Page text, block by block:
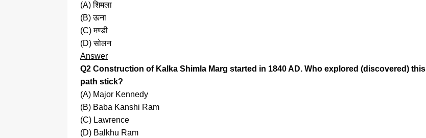
(A) शिमला
(B) ऊना
(C) मण्डी
(D) सोलन
Answer
Q2 Construction of Kalka Shimla Marg started in 1840 AD. Who explored (discovered) this
path stick?
(A) Major Kennedy
(B) Baba Kanshi Ram
(C) Lawrence
(D) Balkhu Ram